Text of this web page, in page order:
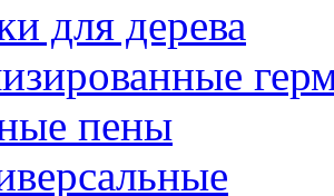
для дерева
пены